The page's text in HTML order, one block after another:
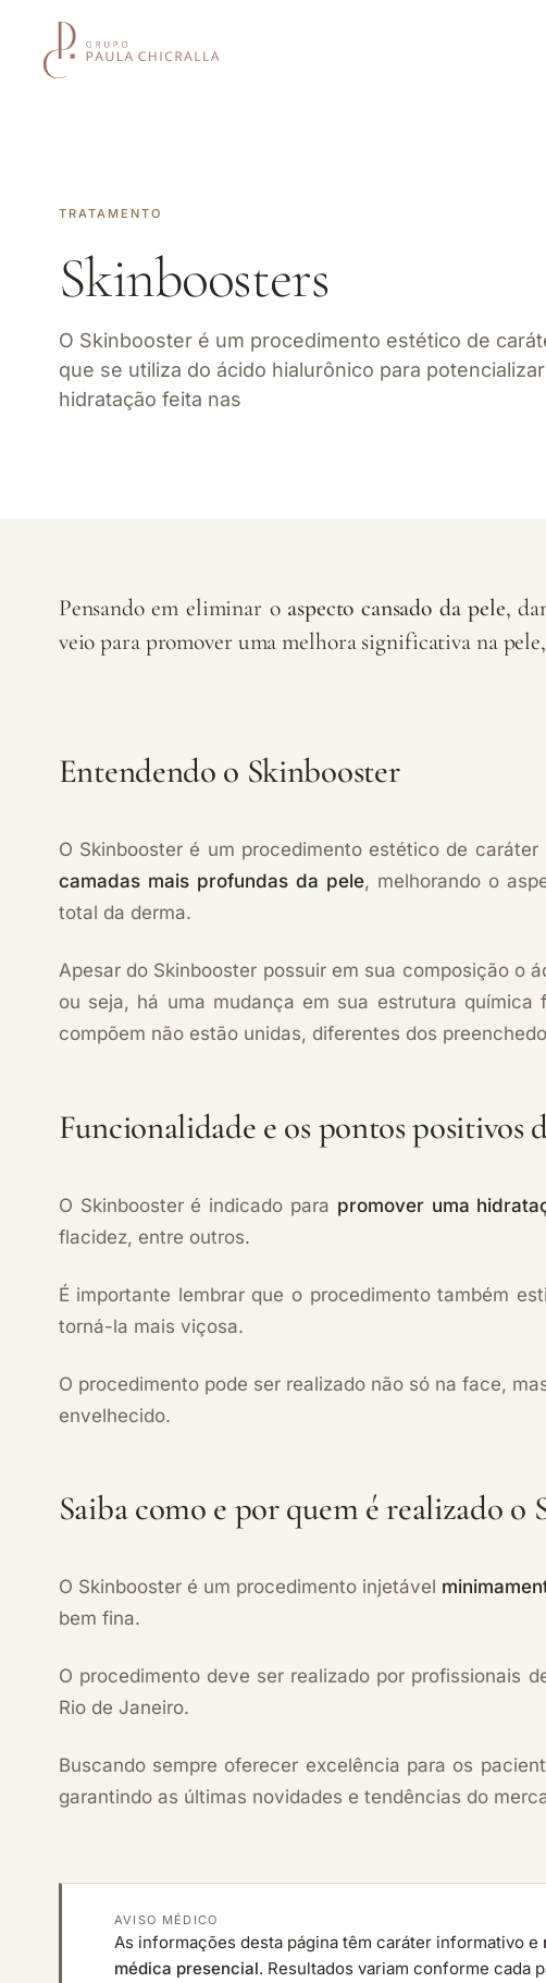
TRATAMENTO
Skinboosters
O Skinbooster é um procedimento estético de
que se utiliza do ácido hialurônico para
hidratação feita nas
Pensando em eliminar o aspecto cansado da pele,
veio para promover uma melhora significativa na
Entendendo o Skinbooster
O Skinbooster é um procedimento estético de
camadas mais profundas da pele, melhorando o
total da derma.
Apesar do Skinbooster possuir em sua composição o
ou seja, há uma mudança em sua estrutura
compõem não estão unidas, diferentes dos
Funcionalidade e os pontos positivos
O Skinbooster é indicado para promover uma
flacidez, entre outros.
É importante lembrar que o procedimento também
torná-la mais viçosa.
O procedimento pode ser realizado não só na face,
envelhecido.
Saiba como e por quem é realizado o
O Skinbooster é um procedimento injetável
bem fina.
O procedimento deve ser realizado por profissionais
Rio de Janeiro.
Buscando sempre oferecer excelência para os
garantindo as últimas novidades e tendências do
AVISO MÉDICO
As informações desta página têm caráter informativo e
médica presencial. Resultados variam conforme cada